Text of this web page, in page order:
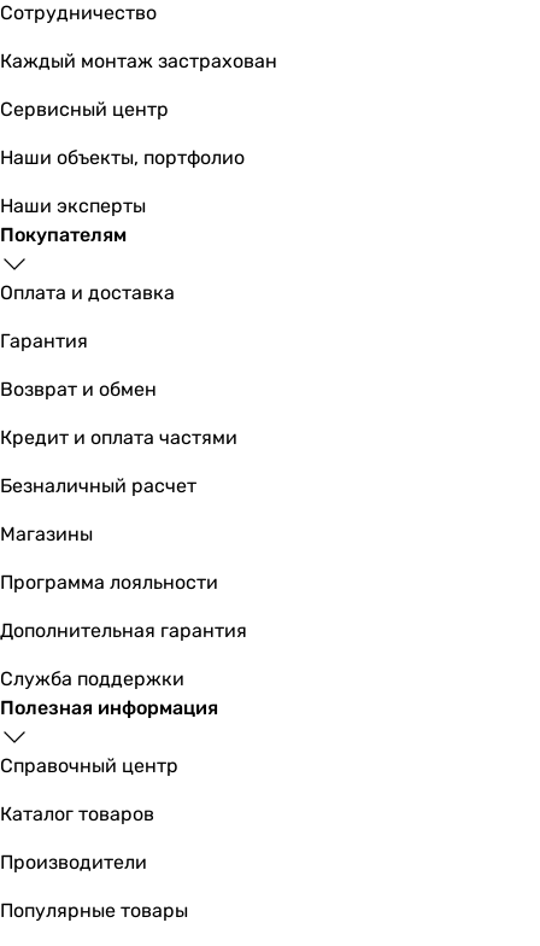
Сотрудничество
Каждый монтаж застрахован
Сервисный центр
Наши объекты, портфолио
Наши эксперты
Покупателям
Оплата и доставка
Гарантия
Возврат и обмен
Кредит и оплата частями
Безналичный расчет
Магазины
Программа лояльности
Дополнительная гарантия
Служба поддержки
Полезная информация
Справочный центр
Каталог товаров
Производители
Популярные товары